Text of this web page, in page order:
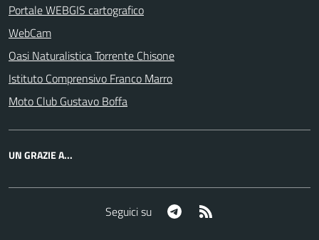
Portale WEBGIS cartografico
WebCam
Oasi Naturalistica Torrente Chisone
Istituto Comprensivo Franco Marro
Moto Club Gustavo Boffa
UN GRAZIE A...
Seguici su Telegram